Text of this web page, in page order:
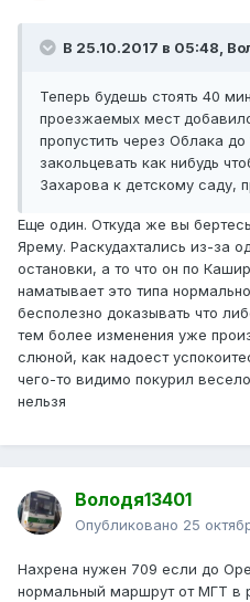
В 25.10.2017 в 05:48,
Теперь будешь стоять 40
проезжаемых мест
пропустить через Облака
закольцевать как нибудь
Захарова к детскому саду,
Еще один. Откуда же вы
Ярему. Раскудахтались из-за
остановки, а то что он по
наматывает это типа
бесполезно доказывать что
тем более изменения уже
слюной, как надоест
чего-то видимо покурил
нельзя
Володя13401
Опубликовано 25
Нахрена нужен 709 если до
нормальный маршрут от МГТ в